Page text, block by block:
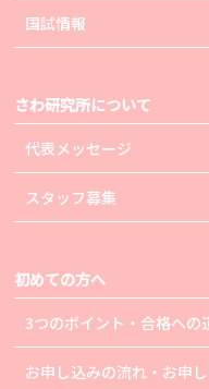
国試情報
さわ研究所について
代表メッセージ
スタッフ募集
初めての方へ
3つのポイント・合格への
お申し込みの流れ・お申